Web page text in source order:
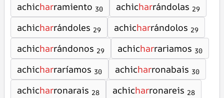
achicharramiento 30 achicharrándolas 29
achicharrándoles 29 achicharrándolos 29
achicharrándonos 29 achicharrariamos 30
achicharraríamos 30 achicharronabais 30
achicharronarais 28 achicharronareis 28